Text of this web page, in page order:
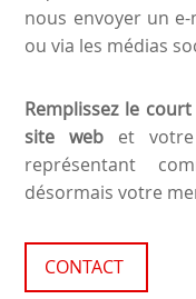
nous envoyer un
ou via les médias
Remplissez le
site web et
représentant
désormais votre
CONTACT